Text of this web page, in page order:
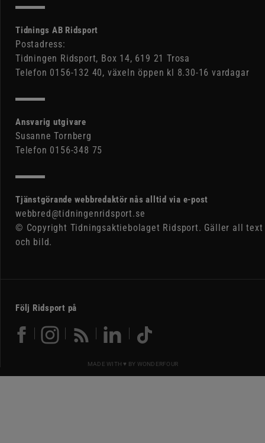
Tidnings AB Ridsport
Postadress:
Tidningen Ridsport, Box 14, 619 21 Trosa
Telefon 0156-132 40, växeln öppen kl 8.30-16 vardagar
Ansvarig utgivare
Susanne Tornberg
Telefon 0156-348 75
Tjänstgörande webbredaktör nås alltid via e-post
webbred@tidningenridsport.se
© Copyright Tidningsaktiebolaget Ridsport. Gäller all text
och bild.
Följ Ridsport på
MADE WITH ♥ BY WONDERFOUR